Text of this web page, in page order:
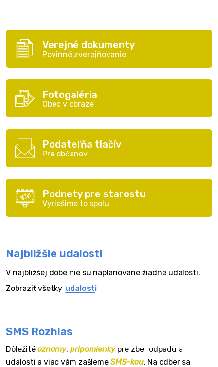
Verejné dokumenty
Povinné zverejňovanie
Fotogaléria
Obec v obraze
Podateľňa tlačív
Pre občanov
Podnety pre starostu
Vyriešime to spolu
Najbližšie udalosti
V najbližšej dobe nie sú naplánované žiadne udalosti.
Zobraziť všetky udalosti
SMS Rozhlas
Dôležité oznamy, pripomienkypre zber odpadu a
udalosti a viac vám zašleme SMS-kou. Na odber sa